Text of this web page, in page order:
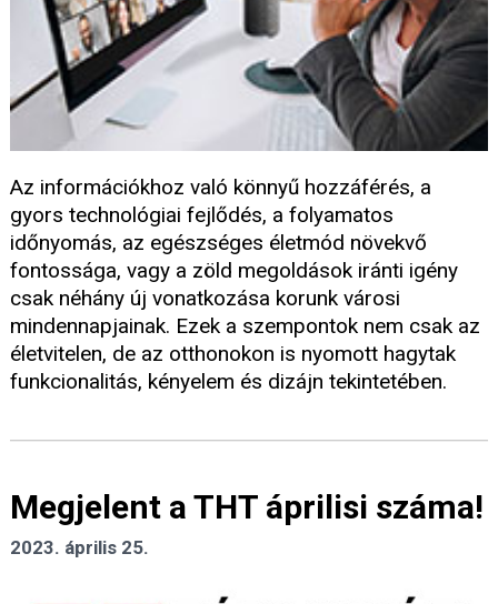
Az információkhoz való könnyű hozzáférés, a
gyors technológiai fejlődés, a folyamatos
időnyomás, az egészséges életmód növekvő
fontossága, vagy a zöld megoldások iránti igény
csak néhány új vonatkozása korunk városi
mindennapjainak. Ezek a szempontok nem csak az
életvitelen, de az otthonokon is nyomott hagytak
funkcionalitás, kényelem és dizájn tekintetében.
Megjelent a THT áprilisi száma!
2023. április 25.